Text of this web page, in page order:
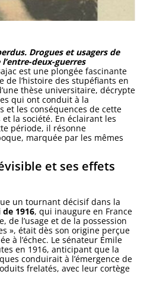
Drogues et usagers de
deux-guerres
est une plongée fascinante
de l’histoire des stupéfiants en
thèse universitaire, décrypte
qui ont conduit à la
et les conséquences de cette
la société. En éclairant les
période, il résonne
marquée par les mêmes
et ses effets
un tournant décisif dans la
de 1916, qui inaugure en France
de l’usage et de la possession
», était dès son origine perçue
à l’échec. Le sénateur Émile
en 1916, anticipant que la
conduirait à l’émergence de
frelatés, avec leur cortège